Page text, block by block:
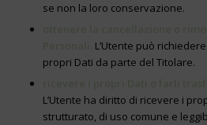
se non la loro conservazione.
L’Utente può
propri Dati da parte del Titolare.
L’Utente ha diritto di ricevere i
strutturato, di uso comune e